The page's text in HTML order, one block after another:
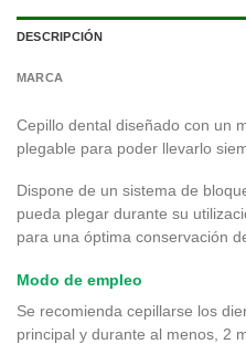
DESCRIPCIÓN
MARCA
Cepillo dental diseñado con un
plegable para poder llevarlo
Dispone de un sistema de
pueda plegar durante su
para una óptima conservación
Modo de empleo
Se recomienda cepillarse los
principal y durante al menos, 2